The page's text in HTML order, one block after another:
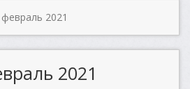
2021
2021